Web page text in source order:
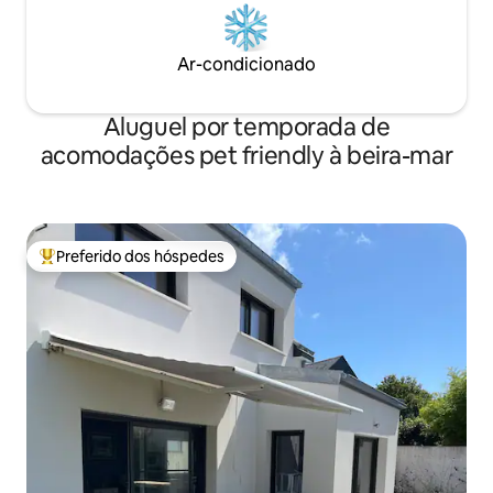
Ar-condicionado
Aluguel por temporada de
acomodações pet friendly à beira-mar
Entre os melhores preferidos dos hóspedes
Preferido dos hóspedes